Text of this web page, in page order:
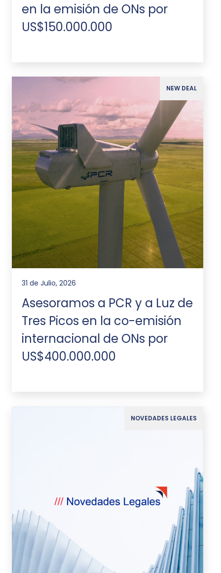
en la emisión de ONs por
US$150.000.000
NEW DEAL
31 de Julio, 2026
Asesoramos a PCR y a Luz de
Tres Picos en la co-emisión
internacional de ONs por
US$400.000.000
NOVEDADES LEGALES